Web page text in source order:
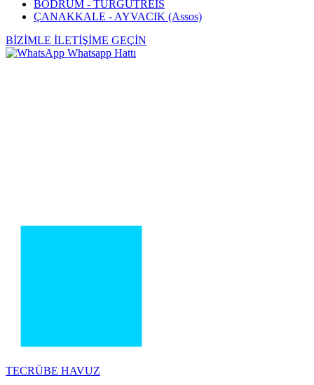
BODRUM - TURGUTREİS
ÇANAKKALE - AYVACIK (Assos)
BİZİMLE İLETİŞİME GEÇİN
Whatsapp Hattı
TECRÜBE HAVUZ